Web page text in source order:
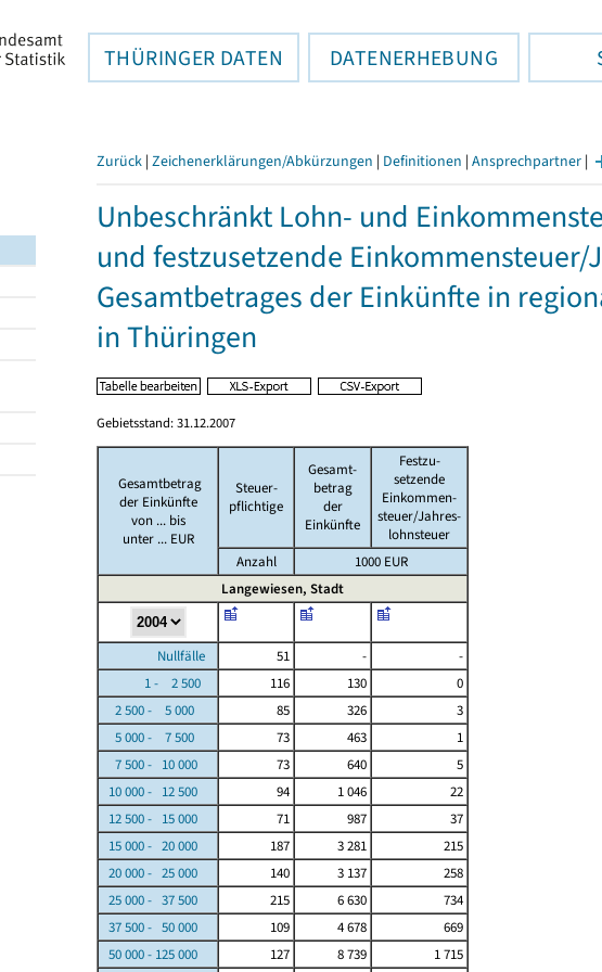
THÜRINGER DATEN DATENERHEBUNG
Zurück | Zeichenerklärungen/Abkürzungen | Definitionen | Ansprechpartner |
Unbeschränkt Lohn- und
und festzusetzende
Gesamtbetrages der Einkünfte in
in Thüringen
Gebietsstand: 31.12.2007
Gesamtbetrag
der Einkünfte
von ... bis
unter ... EUR
Steuer-
pflichtige
Gesamt-
betrag
der
Einkünfte
Festzu-
setzende
Einkommen-
steuer/Jahres-
lohnsteuer
Anzahl
1000 EUR
Langewiesen, Stadt
Nullfälle 51 -
-
1 - 2 500
116 130
0
2 500 - 5 000
85 326
3
5 000 - 7 500
73 463
1
7 500 - 10 000
73 640
5
10 000 - 12 500
94 1 046
22
12 500 - 15 000
71 987
37
15 000 - 20 000
187 3 281
215
20 000 - 25 000
140 3 137
258
25 000 - 37 500
215 6 630
734
37 500 - 50 000
109 4 678
669
50 000 - 125 000
127 8 739 1 715